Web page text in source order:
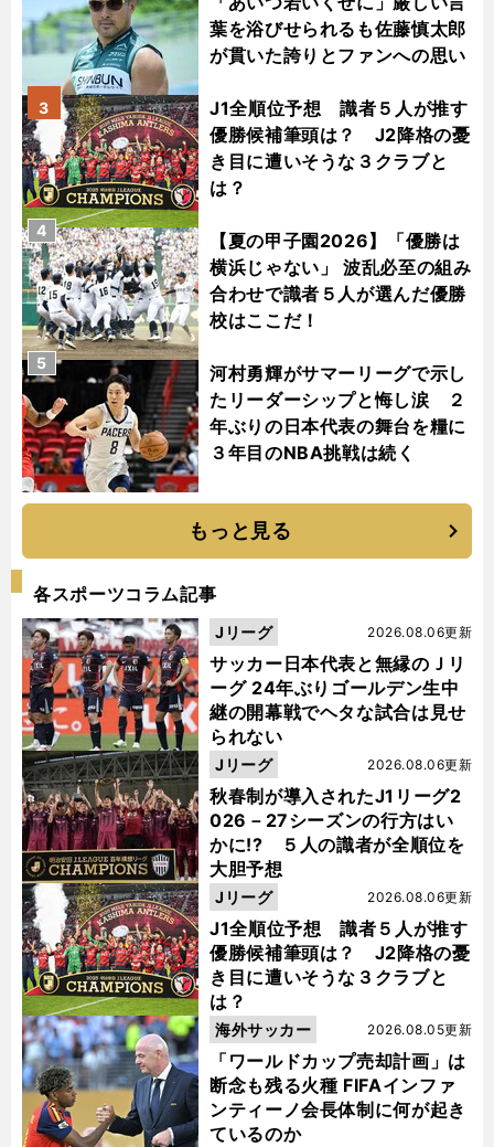
葉を浴びせられるも佐藤慎太郎
が貫いた誇りとファンへの思い
J1全順位予想 識者５人が推す
優勝候補筆頭は？ J2降格の憂
き目に遭いそうな３クラブと
は？
3
【夏の甲子園2026】「優勝は
横浜じゃない」 波乱必至の組み
合わせで識者５人が選んだ優勝
校はここだ！
4
河村勇輝がサマーリーグで示し
たリーダーシップと悔し涙 ２
年ぶりの日本代表の舞台を糧に
３年目のNBA挑戦は続く
5
もっと見る
各スポーツコラム記事
サッカー日本代表と無縁のＪリ
ーグ 24年ぶりゴールデン生中
継の開幕戦でヘタな試合は見せ
られない
2026.08.06更新
Jリーグ
秋春制が導入されたJ1リーグ2
026－27シーズンの行方はい
かに!? ５人の識者が全順位を
大胆予想
2026.08.06更新
Jリーグ
J1全順位予想 識者５人が推す
優勝候補筆頭は？ J2降格の憂
き目に遭いそうな３クラブと
は？
2026.08.06更新
Jリーグ
「ワールドカップ売却計画」は
断念も残る火種 FIFAインファ
ンティーノ会長体制に何が起き
ているのか
2026.08.05更新
海外サッカー